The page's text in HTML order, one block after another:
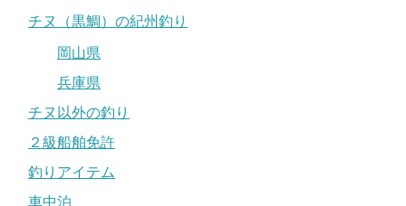
チヌ（黒鯛）の紀州釣り
岡山県
兵庫県
チヌ以外の釣り
２級船舶免許
釣りアイテム
車中泊